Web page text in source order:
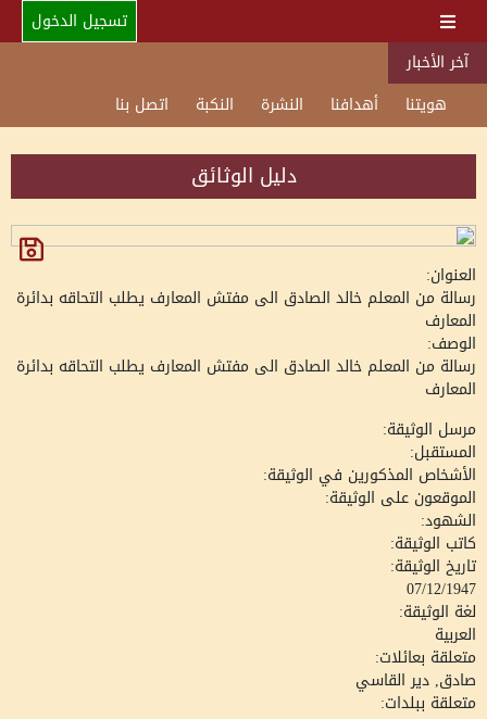
تسجيل الدخول
آخر الأخبار
هويتنا
أهدافنا النشرة النكبة اتصل بنا
دليل الوثائق
العنوان:
رسالة من المعلم خالد الصادق الى مفتش المعارف يطلب التحاقه بدائرة
المعارف
الوصف:
رسالة من المعلم خالد الصادق الى مفتش المعارف يطلب التحاقه بدائرة
المعارف
مرسل الوثيقة:
المستقبل:
الأشخاص المذكورين في الوثيقة:
الموقعون على الوثيقة:
الشهود:
كاتب الوثيقة:
تاريخ الوثيقة:
07/12/1947
لغة الوثيقة:
العربية
متعلقة بعائلات:
صادق, دير القاسي
متعلقة ببلدات: